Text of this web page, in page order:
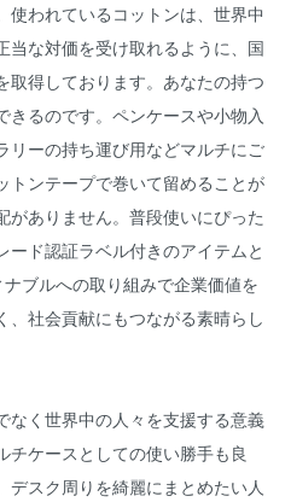
使われているコットンは、世界中
当な対価を受け取れるように、国
取得しております。あなたの持つ
きるのです。ペンケースや小物入
リーの持ち運び用などマルチにご
トンテープで巻いて留めることが
がありません。普段使いにぴった
ード認証ラベル付きのアイテムと
ブルへの取り組みで企業価値を
、社会貢献にもつながる素晴らし
なく世界中の人々を支援する意義
チケースとしての使い勝手も良
デスク周りを綺麗にまとめたい人